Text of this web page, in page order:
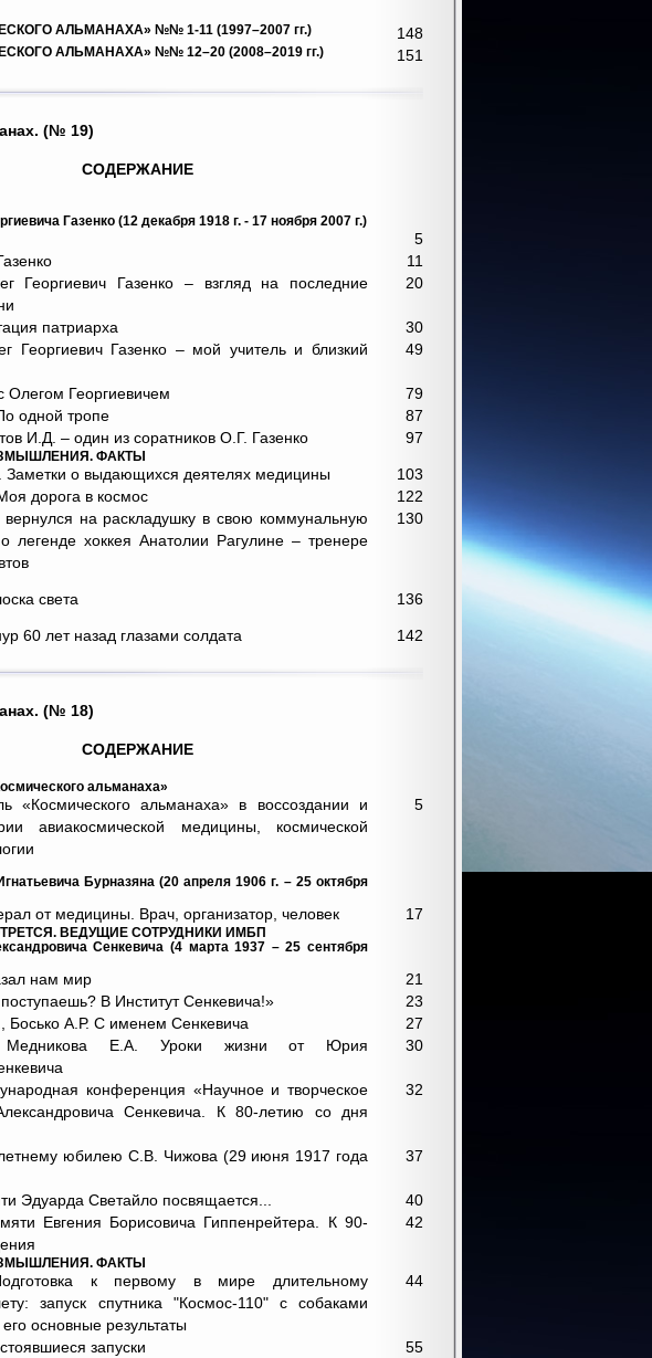
АЛЬМАНАХА» №№ 1-11 (1997–2007 гг.) 148
АЛЬМАНАХА» №№ 12–20 (2008–2019 гг.) 151
(№ 19)
СОДЕРЖАНИЕ
Газенко (12 декабря 1918 г. - 17 ноября 2007 г.)
5
11
Георгиевич Газенко – взгляд на последние
20
патриарха
30
Георгиевич Газенко – мой учитель и близкий
49
Георгиевичем
79
одной тропе
87
И.Д. – один из соратников О.Г. Газенко
97
ФАКТЫ
о выдающихся деятелях медицины
103
дорога в космос
122
на раскладушку в свою коммунальную
о легенде хоккея Анатолии Рагулине – тренере
130
света 136
60 лет назад глазами солдата 142
(№ 18)
СОДЕРЖАНИЕ
альманаха»
«Космического альманаха» в воссоздании и
авиакосмической медицины, космической
5
Бурназяна (20 апреля 1906 г. – 25 октября
от медицины. Врач, организатор, человек 17
ВЕДУЩИЕ СОТРУДНИКИ ИМБП
Сенкевича (4 марта 1937 – 25 сентября
нам мир
21
В Институт Сенкевича!»
23
Босько А.Р. С именем Сенкевича
27
Е.А. Уроки жизни от Юрия
30
конференция «Научное и творческое
Сенкевича. К 80-летию со дня
32
юбилею С.В. Чижова (29 июня 1917 года
37
Эдуарда Светайло посвящается...
40
Евгения Борисовича Гиппенрейтера. К 90-
42
ФАКТЫ
к первому в мире длительному
запуск спутника "Космос-110" с собаками
основные результаты
44
запуски
55